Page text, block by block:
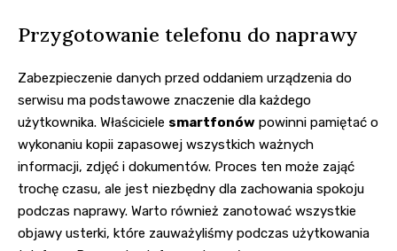
Przygotowanie telefonu do naprawy
Zabezpieczenie danych przed oddaniem urządzenia do
serwisu ma podstawowe znaczenie dla każdego
użytkownika. Właściciele smartfonów powinni pamiętać o
wykonaniu kopii zapasowej wszystkich ważnych
informacji, zdjęć i dokumentów. Proces ten może zająć
trochę czasu, ale jest niezbędny dla zachowania spokoju
podczas naprawy. Warto również zanotować wszystkie
objawy usterki, które zauważyliśmy podczas użytkowania